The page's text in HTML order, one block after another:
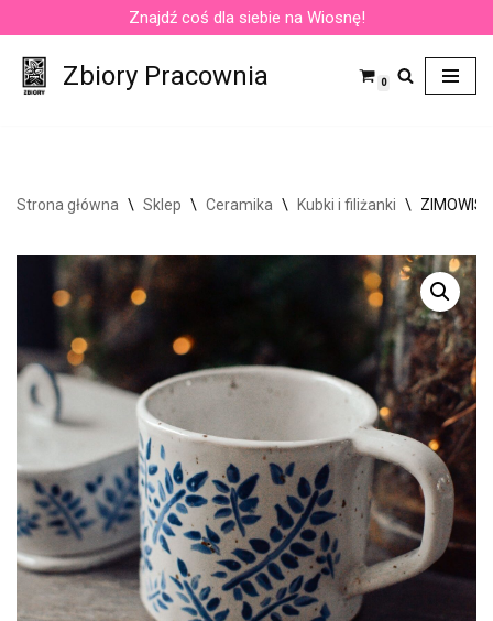
Przejdź
do
Znajdź coś dla siebie na Wiosnę!
Zbiory Pracownia 0
Strona główna \ Sklep \ Ceramika \ Kubki i filiżanki \